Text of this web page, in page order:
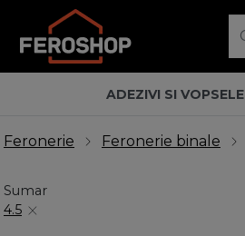
ADEZIVI SI VOPSELE
Feronerie Feronerie binale
Sumar
4.5